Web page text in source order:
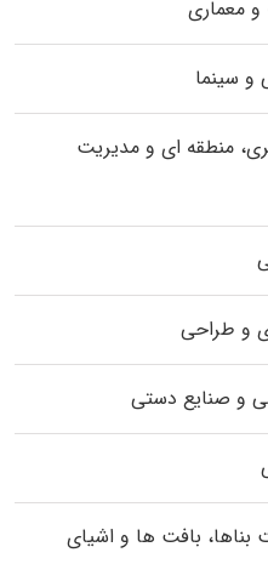
معماری
و سینما
منطقه‌ ای و مدیریت
و طراحی
و صنایع دستی
بافت‌ ها و اشیای